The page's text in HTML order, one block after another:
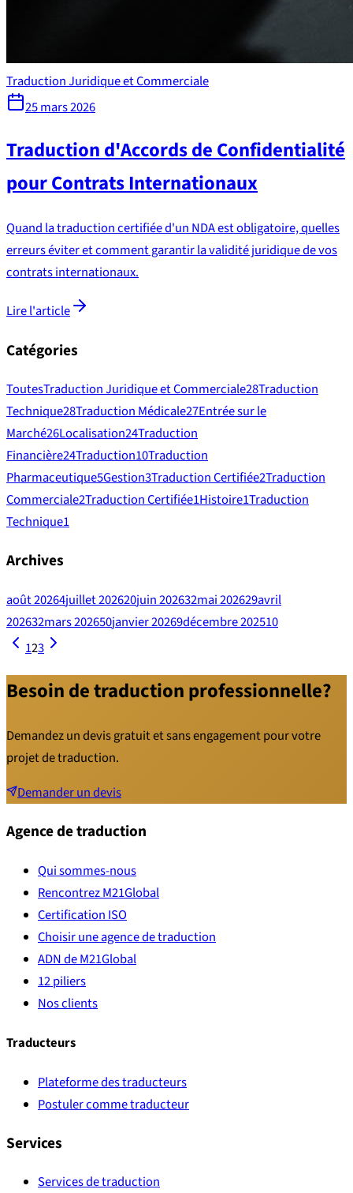
Traduction Juridique et Commerciale
25 mars 2026
Traduction d'Accords de Confidentialité
pour Contrats Internationaux
Quand la traduction certifiée d'un NDA est obligatoire, quelles
erreurs éviter et comment garantir la validité juridique de vos
contrats internationaux.
Lire l'article
Catégories
ToutesTraduction Juridique et Commerciale28Traduction
Technique28Traduction Médicale27Entrée sur le
Marché26Localisation24Traduction
Financière24Traduction10Traduction
Pharmaceutique5Gestion3Traduction Certifiée2Traduction
Commerciale2Traduction Certifiée1Histoire1Traduction
Technique1
Archives
août 20264juillet 202620juin 202632mai 202629avril
202632mars 202650janvier 20269décembre 202510
123
Besoin de traduction professionnelle?
Demandez un devis gratuit et sans engagement pour votre
projet de traduction.
Demander un devis
Agence de traduction
Qui sommes-nous
Rencontrez M21Global
Certification ISO
Choisir une agence de traduction
ADN de M21Global
12 piliers
Nos clients
Traducteurs
Plateforme des traducteurs
Postuler comme traducteur
Services
Services de traduction